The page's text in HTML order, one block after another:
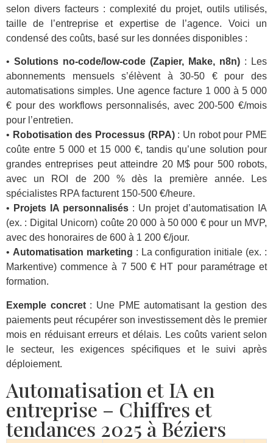
selon divers facteurs : complexité du projet, outils utilisés,
taille de l’entreprise et expertise de l’agence. Voici un
condensé des coûts, basé sur les données disponibles :
• Solutions no-code/low-code (Zapier, Make, n8n) : Les
abonnements mensuels s’élèvent à 30-50 € pour des
automatisations simples. Une agence facture 1 000 à 5 000
€ pour des workflows personnalisés, avec 200-500 €/mois
pour l’entretien.
• Robotisation des Processus (RPA): Un robot pour PME
coûte entre 5 000 et 15 000 €, tandis qu’une solution pour
grandes entreprises peut atteindre 20 M$ pour 500 robots,
avec un ROI de 200 % dès la première année. Les
spécialistes RPA facturent 150-500 €/heure.
• Projets IA personnalisés : Un projet d’automatisation IA
(ex. : Digital Unicorn) coûte 20 000 à 50 000 € pour un MVP,
avec des honoraires de 600 à 1 200 €/jour.
• Automatisation marketing : La configuration initiale (ex. :
Markentive) commence à 7 500 € HT pour paramétrage et
formation.
Exemple concret: Une PME automatisant la gestion des
paiements peut récupérer son investissement dès le premier
mois en réduisant erreurs et délais. Les coûts varient selon
le secteur, les exigences spécifiques et le suivi après
déploiement.
Automatisation et IA en
entreprise – Chiffres et
tendances 2025 à Béziers